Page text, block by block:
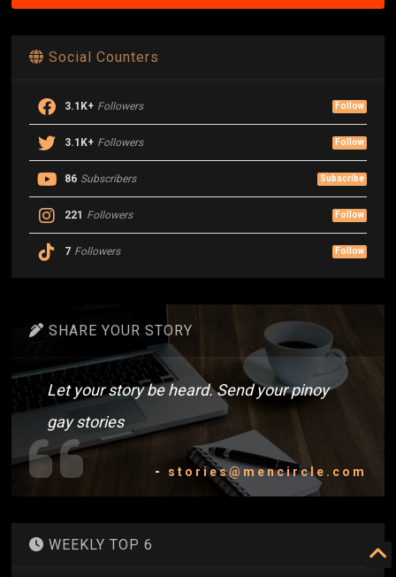
Social Counters
3.1K+ Followers Follow
3.1K+ Followers Follow
86 Subscribers Subscribe
221 Followers Follow
7 Followers Follow
SHARE YOUR STORY
Let your story be heard. Send your pinoy
gay stories
- stories@mencircle.com
WEEKLY TOP 6